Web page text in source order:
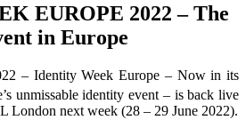
EUROPE 2022 – The
in Europe
– Identity Week Europe – Now in its
unmissable identity event – is back live
London next week (28 – 29 June 2022).